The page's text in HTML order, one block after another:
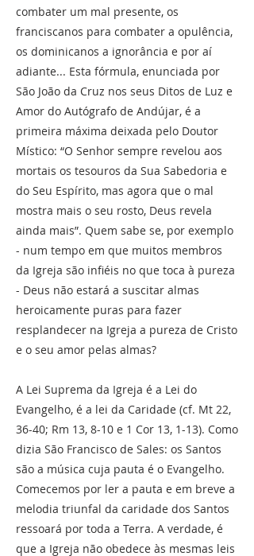
combater um mal presente, os
franciscanos para combater a opulência,
os dominicanos a ignorância e por aí
adiante... Esta fórmula, enunciada por
São João da Cruz nos seus Ditos de Luz e
Amor do Autógrafo de Andújar, é a
primeira máxima deixada pelo Doutor
Místico: “O Senhor sempre revelou aos
mortais os tesouros da Sua Sabedoria e
do Seu Espírito, mas agora que o mal
mostra mais o seu rosto, Deus revela
ainda mais”. Quem sabe se, por exemplo
- num tempo em que muitos membros
da Igreja são infiéis no que toca à pureza
- Deus não estará a suscitar almas
heroicamente puras para fazer
resplandecer na Igreja a pureza de Cristo
e o seu amor pelas almas?
A Lei Suprema da Igreja é a Lei do
Evangelho, é a lei da Caridade (cf. Mt 22,
36-40; Rm 13, 8-10 e 1 Cor 13, 1-13). Como
dizia São Francisco de Sales: os Santos
são a música cuja pauta é o Evangelho.
Comecemos por ler a pauta e em breve a
melodia triunfal da caridade dos Santos
ressoará por toda a Terra. A verdade, é
que a Igreja não obedece às mesmas leis